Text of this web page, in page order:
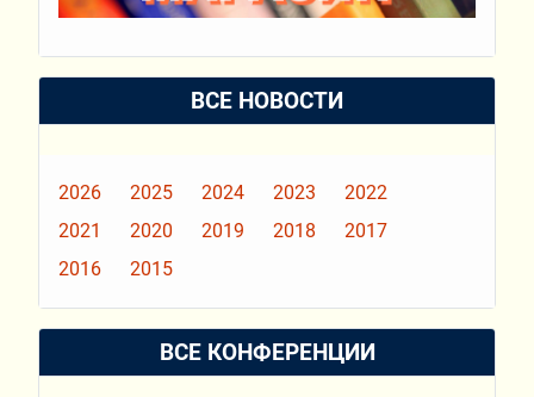
ВСЕ НОВОСТИ
2026 2025 2024 2023
2022
2021
2020 2019 2018
2017
2016
2015
ВСЕ КОНФЕРЕНЦИИ